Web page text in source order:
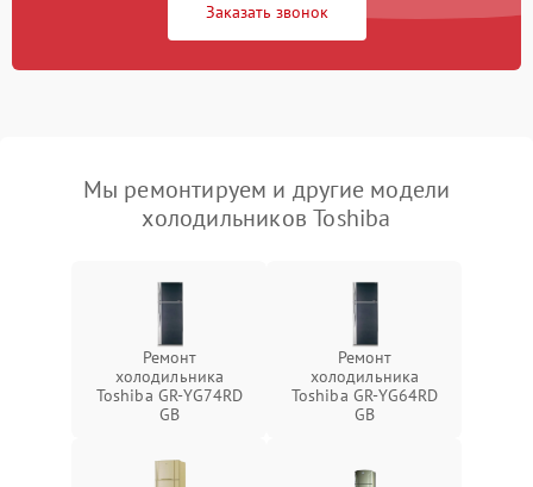
Заказать звонок
Мы ремонтируем и другие модели
холодильников Toshiba
Ремонт
холодильника
Toshiba GR-YG74RD
GB
Ремонт
холодильника
Toshiba GR-YG64RD
GB